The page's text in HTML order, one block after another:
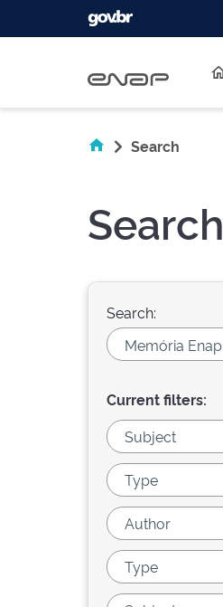
Search
Search
Search:
Current filters: